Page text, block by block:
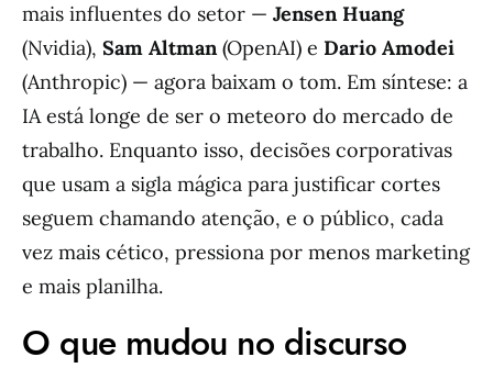
mais influentes do setor — Jensen Huang
(Nvidia), Sam Altman(OpenAI) e Dario Amodei
(Anthropic) — agora baixam o tom. Em síntese: a
IA está longe de ser o meteoro do mercado de
trabalho. Enquanto isso, decisões corporativas
que usam a sigla mágica para justificar cortes
seguem chamando atenção, e o público, cada
vez mais cético, pressiona por menos marketing
e mais planilha.
O que mudou no discurso